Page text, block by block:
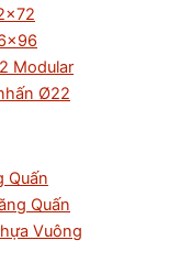
Modular
Ø22
Quấn
Quấn
Vuông